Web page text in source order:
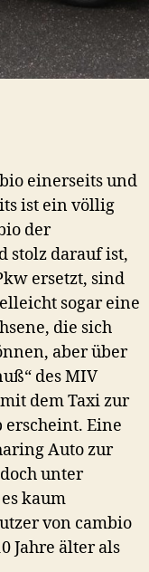
einerseits und
ist ein völlig
der
stolz darauf ist,
ersetzt, sind
sogar eine
die sich
aber über
des MIV
dem Taxi zur
Eine
Auto zur
unter
kaum
von cambio
Jahre älter als